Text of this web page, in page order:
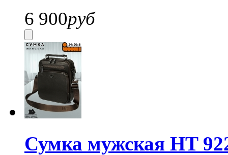
6 900руб
Сумка мужская HT